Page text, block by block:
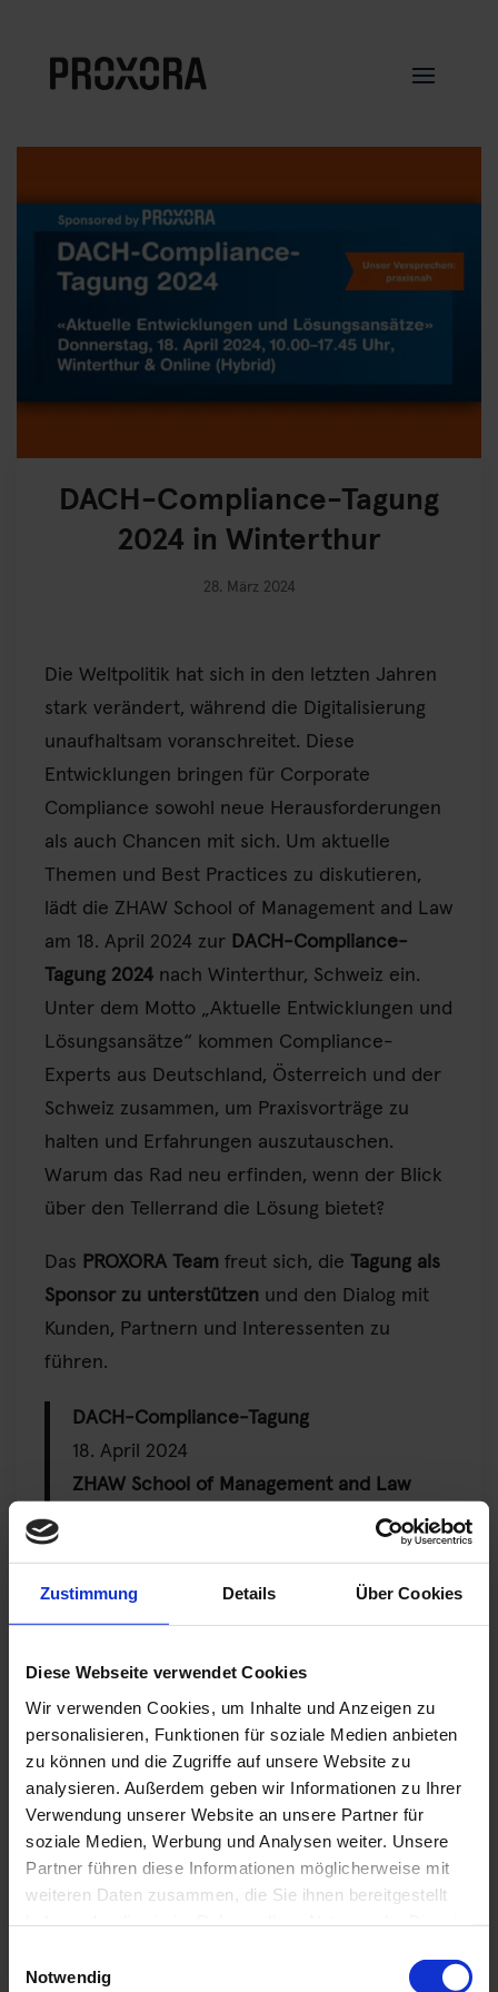
Zustimmung Details Über Cookies
Diese Webseite verwendet Cookies
Wir verwenden Cookies, um Inhalte und Anzeigen zu
personalisieren, Funktionen für soziale Medien anbieten
zu können und die Zugriffe auf unsere Website zu
analysieren. Außerdem geben wir Informationen zu Ihrer
Verwendung unserer Website an unsere Partner für
soziale Medien, Werbung und Analysen weiter. Unsere
Partner führen diese Informationen möglicherweise mit
weiteren Daten zusammen, die Sie ihnen bereitgestellt
Notwendig
DACH-Compliance-Tagung
2024 in Winterthur
28. März 2024
Die Weltpolitik hat sich in den letzten Jahren
stark verändert, während die Digitalisierung
unaufhaltsam voranschreitet. Diese
Entwicklungen bringen für Corporate
Compliance sowohl neue Herausforderungen
als auch Chancen mit sich. Um aktuelle
Themen und Best Practices zu diskutieren,
lädt die ZHAW School of Management and Law
am 18. April 2024 zur DACH-Compliance-
Tagung 2024 nach Winterthur, Schweiz ein.
Unter dem Motto „Aktuelle Entwicklungen und
Lösungsansätze“ kommen Compliance-
Experts aus Deutschland, Österreich und der
Schweiz zusammen, um Praxisvorträge zu
halten und Erfahrungen auszutauschen.
Warum das Rad neu erfinden, wenn der Blick
über den Tellerrand die Lösung bietet?
Das PROXORA Team freut sich, die Tagung als
Sponsor zu unterstützen und den Dialog mit
Kunden, Partnern und Interessenten zu
führen.
DACH-Compliance-Tagung
18. April 2024
ZHAW School of Management and Law
Aula, Gebäude SW, Volkartgebäude
8400 Winterthur
Mehr erfahren:https://www.zhaw.chdach-
compliance-tagung/
Sie möchten einen Termin mit unserem
Kollegen, Peter Thomas, während der
Konferenz vereinbaren?
So können Sie uns kontaktieren:
https://www.proxora.com/kontakt/